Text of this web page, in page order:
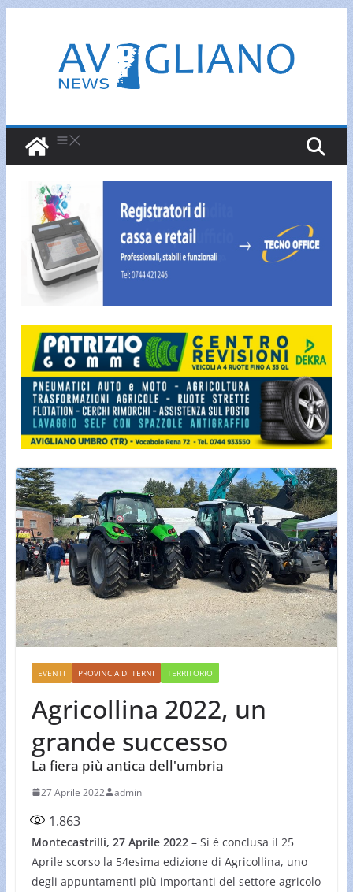
contenuto
EVENTI PROVINCIA DI TERNI TERRITORIO
Agricollina 2022, un
grande successo
La fiera più antica dell'umbria
27 Aprile 2022 admin
1.863
Montecastrilli, 27 Aprile 2022– Si è conclusa il 25
Aprile scorso la 54esima edizione di Agricollina, uno
degli appuntamenti più importanti del settore agricolo